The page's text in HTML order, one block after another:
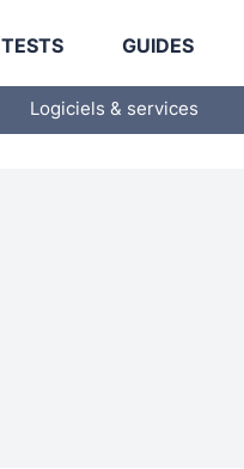
TESTS GUIDES
Logiciels & services